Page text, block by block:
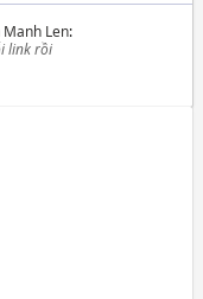
Manh Len:
link rồi